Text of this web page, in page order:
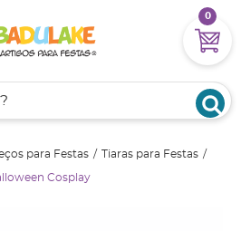
0
para Festas Tiaras para Festas
Cosplay